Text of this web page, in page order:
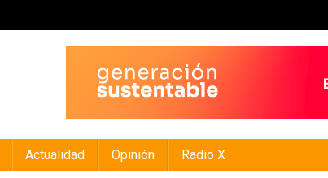
Actualidad Opinión Radio X